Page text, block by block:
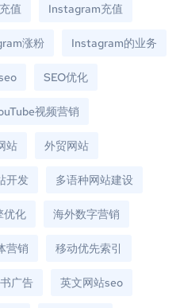
值 Instagram充值
涨粉 Instagram的业务
SEO优化
视频营销
站 外贸网站
开发 多语种网站建设
优化 海外数字营销
营销 移动优先索引
广告 英文网站seo